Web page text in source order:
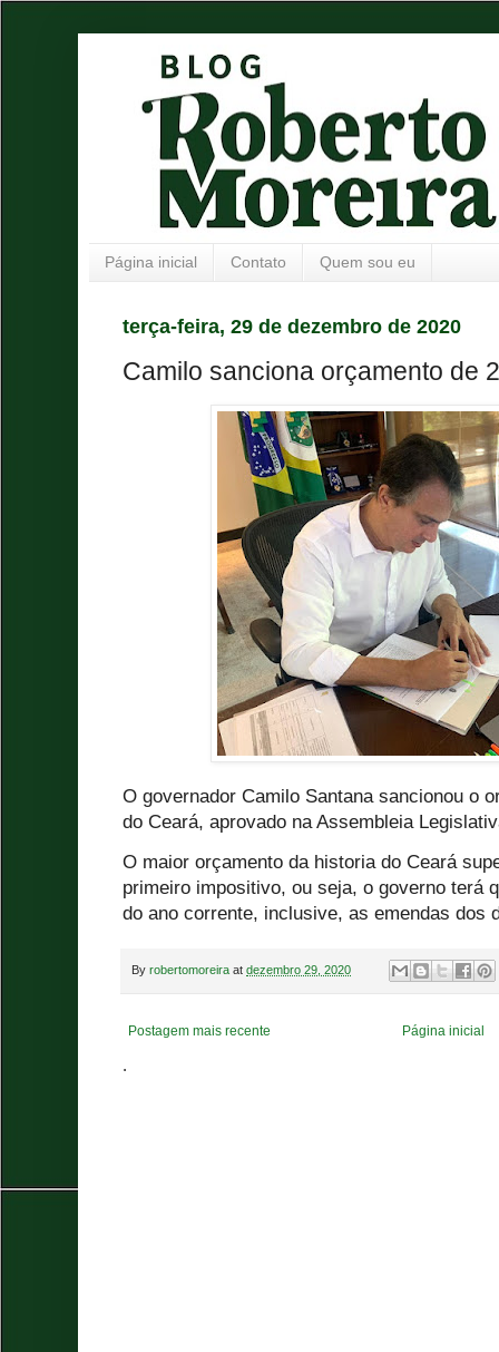
Página inicial Contato Quem sou eu
terça-feira, 29 de dezembro de 2020
Camilo sanciona orçamento de
O governador Camilo Santana sancionou o
do Ceará, aprovado na Assembleia
O maior orçamento da historia do Ceará
primeiro impositivo, ou seja, o governo terá
do ano corrente, inclusive, as emendas dos
By robertomoreira at dezembro 29, 2020
Postagem mais recente Página inicial
.